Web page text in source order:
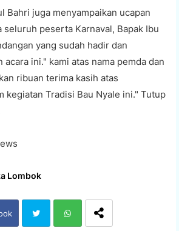
Bahri juga menyampaikan ucapan
seluruh peserta Karnaval, Bapak Ibu
yang sudah hadir dan
ini." kami atas nama pemda dan
ribuan terima kasih atas
kegiatan Tradisi Bau Nyale ini." Tutup
Lombok